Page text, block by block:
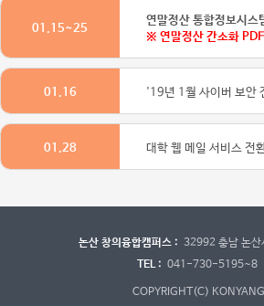
01.15~25
연말정산 통합정보시스
※ 연말정산 간소화
01.16 '19년 1월 사이버 보안
01.28 대학 웹 메일 서비스 전
논산 창의융합캠퍼스 : 32992 충남 논산
TEL : 041-730-5195~8
COPYRIGHT(C)